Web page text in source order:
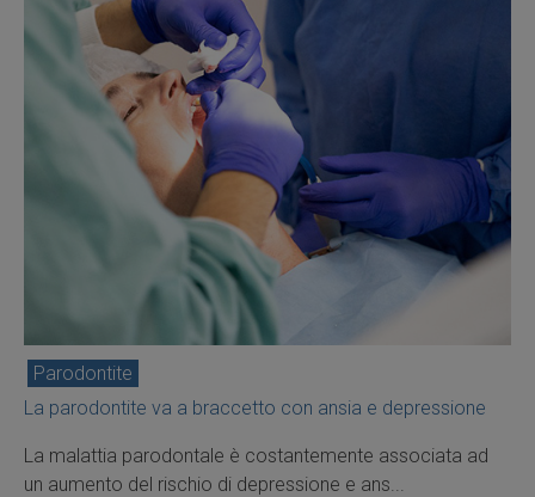
Parodontite
La parodontite va a braccetto con ansia e depressione
La malattia parodontale è costantemente associata ad
un aumento del rischio di depressione e ans...